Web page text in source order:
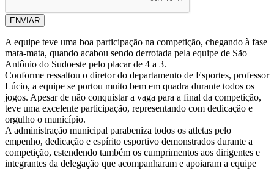
ENVIAR
A equipe teve uma boa participação na competição, chegando à fase
mata-mata, quando acabou sendo derrotada pela equipe de São
Antônio do Sudoeste pelo placar de 4 a 3.
Conforme ressaltou o diretor do departamento de Esportes, professor
Lúcio, a equipe se portou muito bem em quadra durante todos os
jogos. Apesar de não conquistar a vaga para a final da competição,
teve uma excelente participação, representando com dedicação e
orgulho o município.
A administração municipal parabeniza todos os atletas pelo
empenho, dedicação e espírito esportivo demonstrados durante a
competição, estendendo também os cumprimentos aos dirigentes e
integrantes da delegação que acompanharam e apoiaram a equipe